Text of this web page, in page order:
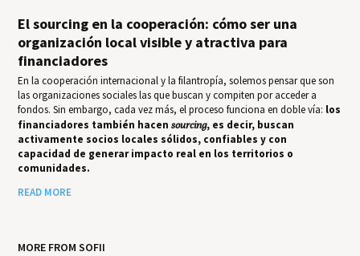
El sourcing en la cooperación: cómo ser una
organización local visible y atractiva para
financiadores
En la cooperación internacional y la filantropía, solemos pensar que son
las organizaciones sociales las que buscan y compiten por acceder a
fondos. Sin embargo, cada vez más, el proceso funciona en doble vía: los
financiadores también hacensourcing, es decir, buscan
activamente socios locales sólidos, confiables y con
capacidad de generar impacto real en los territorios o
comunidades.
READ MORE
MORE FROM SOFII